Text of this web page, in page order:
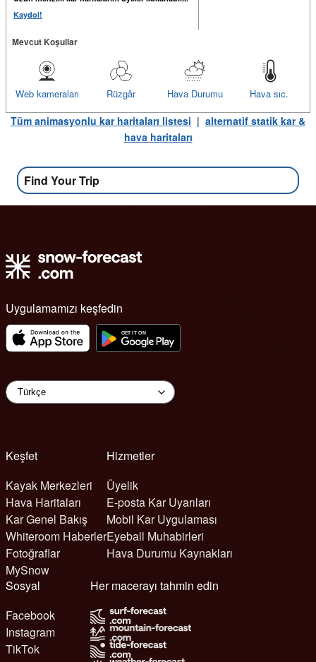
Kaydol!
Mevcut Koşullar
Hava sıc.
Hava Durumu
Rüzgâr
Web kameraları
Tüm animasyonlu kar haritaları listesi | alternatif statik kar &
hava haritaları
Find Your Trip
Uygulamamızı keşfedin
Keşfet
Kayak Merkezleri
Hava Haritaları
Kar Genel Bakış
Whiteroom Haberler
Fotoğraflar
MySnow
Hizmetler
Üyelik
E-posta Kar Uyarıları
Mobil Kar Uygulaması
Eyeball Muhabirleri
Hava Durumu Kaynakları
Sosyal
Facebook
Instagram
TikTok
Her macerayı tahmin edin